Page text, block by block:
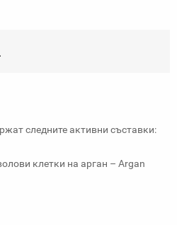
следните активни съставки:
клетки на арган – Argan